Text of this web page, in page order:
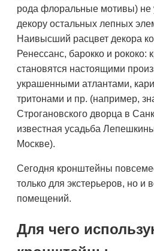
рода флоральные мотивы) не
декору остальных лепных
Наивысший расцвет декора
Ренессанс, барокко и рококо:
становятся настоящими
украшенными атлантами,
тритонами и пр. (например,
Строгановского дворца в
известная усадьба
Москве).
Сегодня кронштейны
только для экстерьеров, но и
помещений.
Для чего